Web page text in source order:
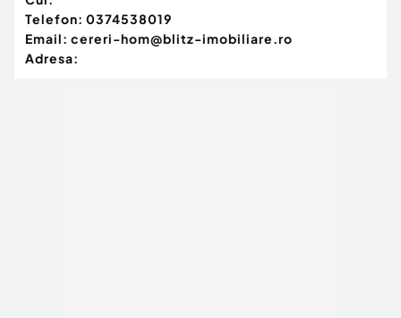
Telefon: 0374538019
Email: cereri-hom@blitz-imobiliare.ro
Adresa: